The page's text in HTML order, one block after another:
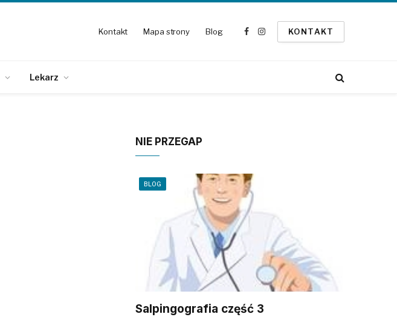
Kontakt Mapa strony Blog
Facebook
Instagram
KONTAKT
Lekarz
NIE PRZEGAP
BLOG
Salpingografia część 3